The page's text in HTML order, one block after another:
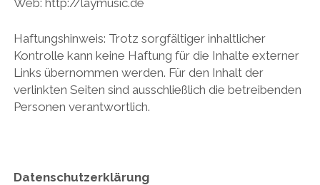
Web: http://laymusic.de
Haftungshinweis: Trotz sorgfältiger inhaltlicher
Kontrolle kann keine Haftung für die Inhalte externer
Links übernommen werden. Für den Inhalt der
verlinkten Seiten sind ausschließlich die betreibenden
Personen verantwortlich.
Datenschutzerklärung